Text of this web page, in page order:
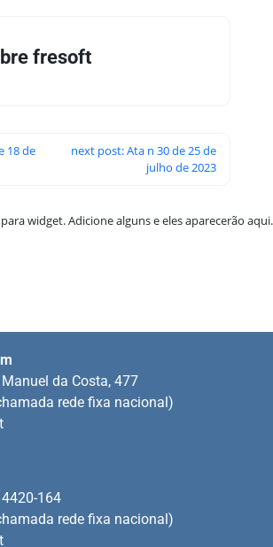
fresoft
18 de
next post: Ata n 30 de 25 de
julho de 2023
widget. Adicione alguns e eles aparecerão aqui.
164
rede fixa nacional)
da Costa, 477
rede fixa nacional)